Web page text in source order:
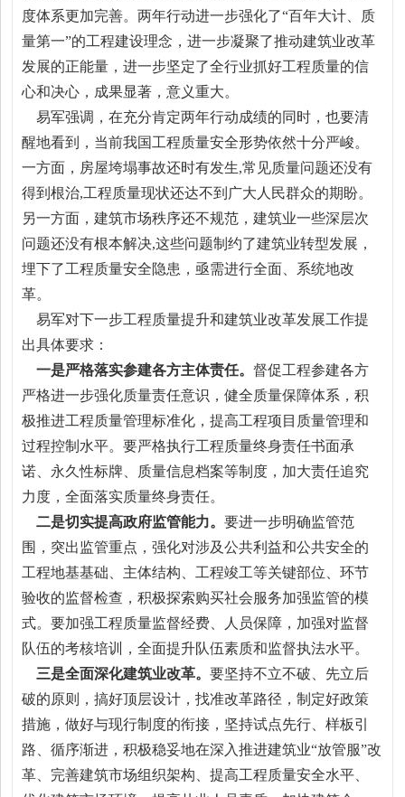
度体系更加完善。两年行动进一步强化了“百年大计、质
量第一”的工程建设理念，进一步凝聚了推动建筑业改革
发展的正能量，进一步坚定了全行业抓好工程质量的信
心和决心，成果显著，意义重大。
易军强调，在充分肯定两年行动成绩的同时，也要清
醒地看到，当前我国工程质量安全形势依然十分严峻。
一方面，房屋垮塌事故还时有发生,常见质量问题还没有
得到根治,工程质量现状还达不到广大人民群众的期盼。
另一方面，建筑市场秩序还不规范，建筑业一些深层次
问题还没有根本解决,这些问题制约了建筑业转型发展，
埋下了工程质量安全隐患，亟需进行全面、系统地改
革。
易军对下一步工程质量提升和建筑业改革发展工作提
出具体要求：
一是严格落实参建各方主体责任。督促工程参建各方
严格进一步强化质量责任意识，健全质量保障体系，积
极推进工程质量管理标准化，提高工程项目质量管理和
过程控制水平。要严格执行工程质量终身责任书面承
诺、永久性标牌、质量信息档案等制度，加大责任追究
力度，全面落实质量终身责任。
二是切实提高政府监管能力。要进一步明确监管范
围，突出监管重点，强化对涉及公共利益和公共安全的
工程地基基础、主体结构、工程竣工等关键部位、环节
验收的监督检查，积极探索购买社会服务加强监管的模
式。要加强工程质量监督经费、人员保障，加强对监督
队伍的考核培训，全面提升队伍素质和监督执法水平。
三是全面深化建筑业改革。要坚持不立不破、先立后
破的原则，搞好顶层设计，找准改革路径，制定好政策
措施，做好与现行制度的衔接，坚持试点先行、样板引
路、循序渐进，积极稳妥地在深入推进建筑业“放管服”改
革、完善建筑市场组织架构、提高工程质量安全水平、